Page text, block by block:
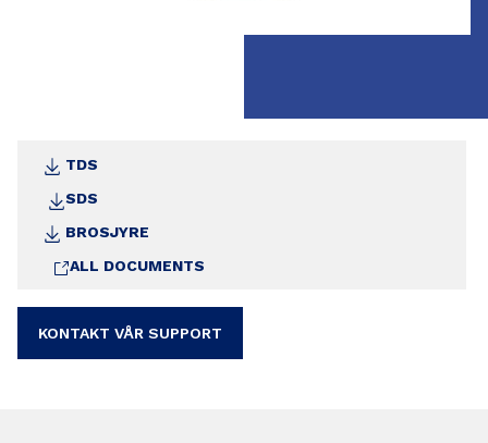
TDS
SDS
BROSJYRE
ALL DOCUMENTS
KONTAKT VÅR SUPPORT